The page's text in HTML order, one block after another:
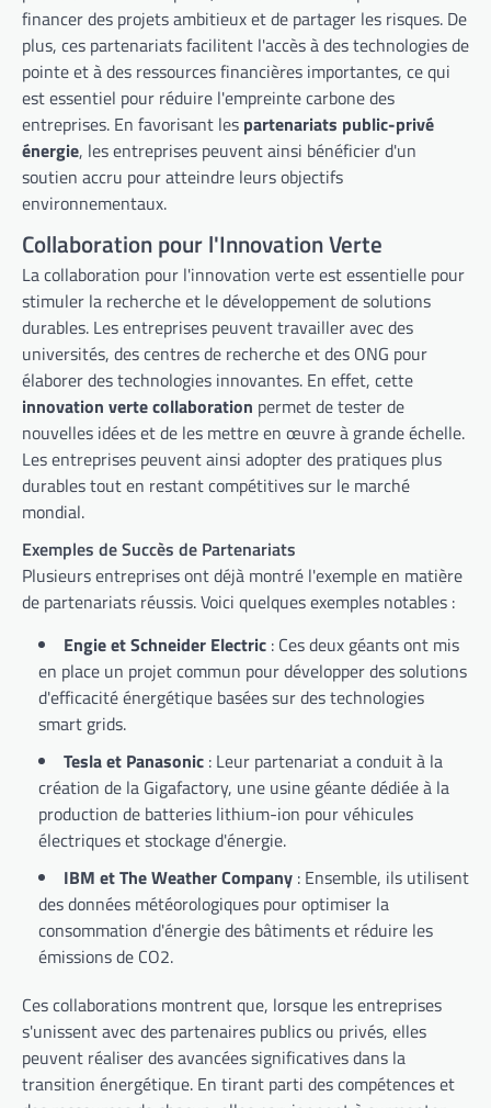
financer des projets ambitieux et de partager les risques. De
plus, ces partenariats facilitent l'accès à des technologies de
pointe et à des ressources financières importantes, ce qui
est essentiel pour réduire l'empreinte carbone des
entreprises. En favorisant les partenariats public-privé
énergie, les entreprises peuvent ainsi bénéficier d'un
soutien accru pour atteindre leurs objectifs
environnementaux.
Collaboration pour l'Innovation Verte
La collaboration pour l'innovation verte est essentielle pour
stimuler la recherche et le développement de solutions
durables. Les entreprises peuvent travailler avec des
universités, des centres de recherche et des ONG pour
élaborer des technologies innovantes. En effet, cette
innovation verte collaboration permet de tester de
nouvelles idées et de les mettre en œuvre à grande échelle.
Les entreprises peuvent ainsi adopter des pratiques plus
durables tout en restant compétitives sur le marché
mondial.
Exemples de Succès de Partenariats
Plusieurs entreprises ont déjà montré l'exemple en matière
de partenariats réussis. Voici quelques exemples notables :
Engie et Schneider Electric : Ces deux géants ont mis
en place un projet commun pour développer des solutions
d'efficacité énergétique basées sur des technologies
smart grids.
Tesla et Panasonic : Leur partenariat a conduit à la
création de la Gigafactory, une usine géante dédiée à la
production de batteries lithium-ion pour véhicules
électriques et stockage d'énergie.
IBM et The Weather Company : Ensemble, ils utilisent
des données météorologiques pour optimiser la
consommation d'énergie des bâtiments et réduire les
émissions de CO2.
Ces collaborations montrent que, lorsque les entreprises
s'unissent avec des partenaires publics ou privés, elles
peuvent réaliser des avancées significatives dans la
transition énergétique. En tirant parti des compétences et